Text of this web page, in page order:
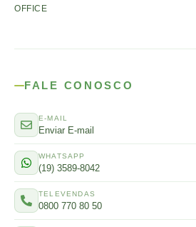
OFFICE
FALE CONOSCO
E-MAIL
Enviar E-mail
WHATSAPP
(19) 3589-8042
TELEVENDAS
0800 770 80 50